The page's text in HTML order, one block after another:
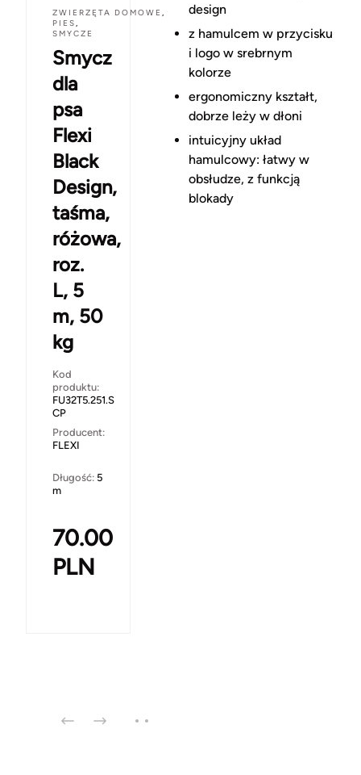
ZWIERZĘTA DOMOWE ,
PIES,
SMYCZE
Smycz
dla
psa
Flexi
Black
Design,
taśma,
różowa,
roz.
L, 5
m, 50
kg
Kod
produktu:
FU32T5.251.S
CP
Producent:
FLEXI
Długość: 5
m
70.00
PLN
design
z hamulcem w przycisku
i logo w srebrnym
kolorze
ergonomiczny kształt,
dobrze leży w dłoni
intuicyjny układ
hamulcowy: łatwy w
obsłudze, z funkcją
blokady